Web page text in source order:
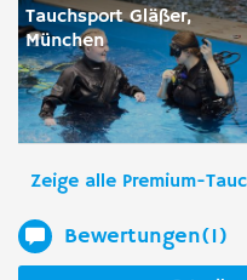
Tauchsport Gläßer,
München
Zeige alle Premium-
Bewertungen(1)